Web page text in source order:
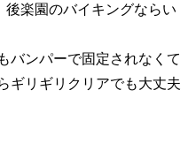
後楽園のバイキングならい
バンパーで固定されなくて
ギリギリクリアでも大丈夫